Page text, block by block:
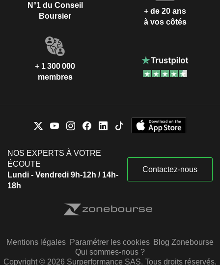
N°1 du Conseil
Boursier
+ de 20 ans
à vos côtés
+ 1 300 000
membres
NOS EXPERTS À VOTRE
ÉCOUTE
Lundi - Vendredi 9h-12h / 14h-
18h
Contactez-nous
Mentions légales Paramétrer les cookies Blog Zonebourse
Qui sommes-nous ?
Copyright © 2026 Surperformance SAS. Tous droits réservés.